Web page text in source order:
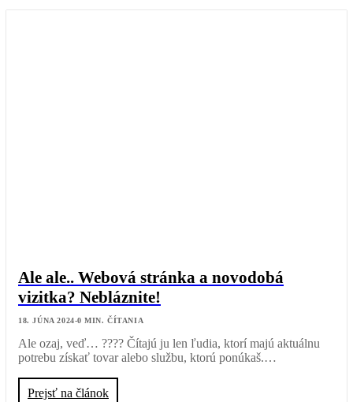
Ale ale.. Webová stránka a novodobá
vizitka? Nebláznite!
18. JÚNA 2024-0 MIN. ČÍTANIA
Ale ozaj, veď… ???? Čítajú ju len ľudia, ktorí majú aktuálnu
potrebu získať tovar alebo službu, ktorú ponúkaš.…
Prejsť na článok